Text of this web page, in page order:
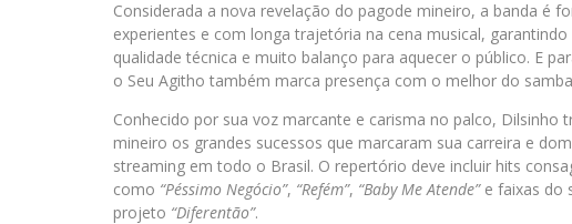
Considerada a nova revelação do pagode mineiro, a banda é
experientes e com longa trajetória na cena musical,
qualidade técnica e muito balanço para aquecer o público. E
o Seu Agitho também marca presença com o melhor do
Conhecido por sua voz marcante e carisma no palco, Dilsinho
mineiro os grandes sucessos que marcaram sua carreira e
streaming em todo o Brasil. O repertório deve incluir hits
como “Péssimo Negócio”, “Refém”, “Baby Me Atende”e faixas do
projeto “Diferentão”.